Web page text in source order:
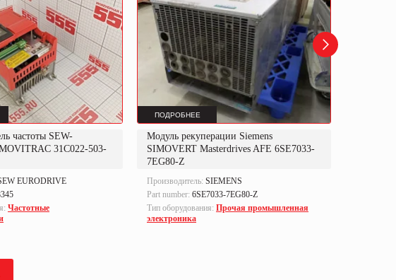
частоты SEW-
31C022-503-
EURODRIVE
Частотные
ПОДРОБНЕЕ
Модуль рекуперации Siemens
SIMOVERT Masterdrives AFE 6SE7033-
7EG80-Z
Производитель: SIEMENS
Part number: 6SE7033-7EG80-Z
Тип оборудования: Прочая промышленная
электроника